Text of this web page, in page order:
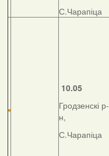
С.Чарапіца
10.05
Гродзенскі р-
н,
С.Чарапіца